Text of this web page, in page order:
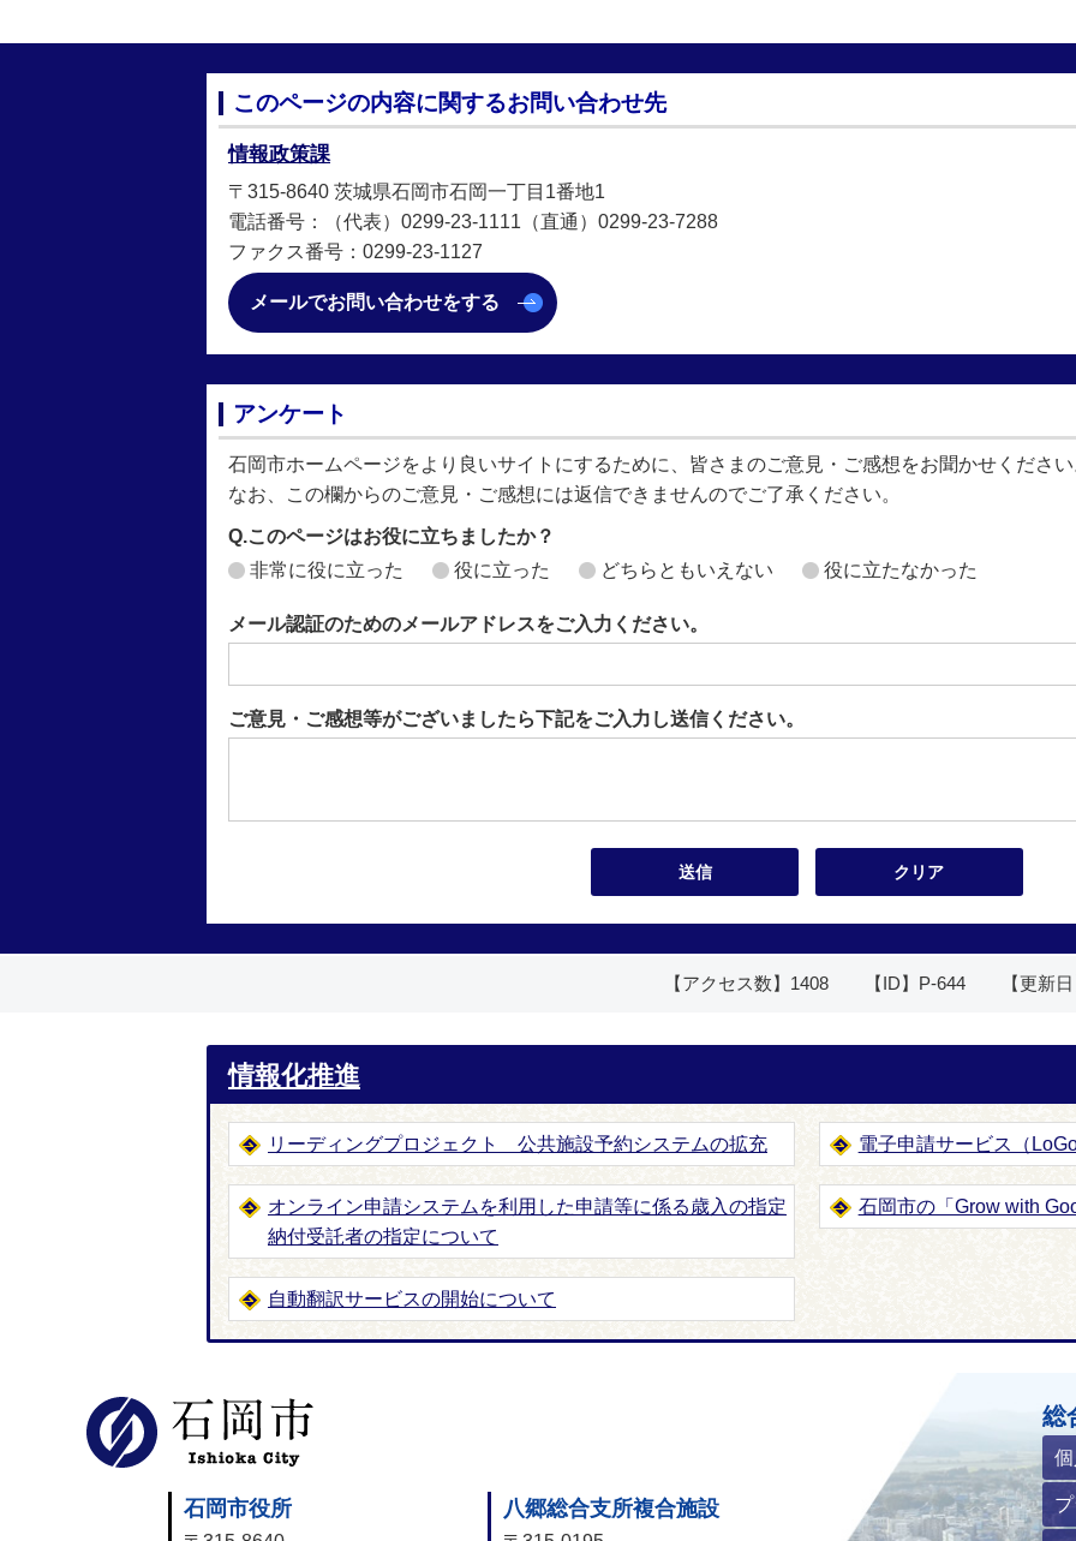
このページの内容に関するお問い合わせ先
情報政策課
〒315-8640 茨城県石岡市石岡一丁目1番地1
電話番号：（代表）0299-23-1111（直通）0299-23-7288
ファクス番号：0299-23-1127
メールでお問い合わせをする
アンケート
石岡市ホームページをより良いサイトにするために、皆さまのご意見・ご感想をお聞かせくださ
なお、この欄からのご意見・ご感想には返信できませんのでご了承ください。
Q.このページはお役に立ちましたか？
非常に役に立った
役に立った どちらともいえない 役に立たなかった
メール認証のためのメールアドレスをご入力ください。
ご意見・ご感想等がございましたら下記をご入力し送信ください。
【アクセス数】 1408 【ID】 P-644 【更新
情報化推進
リーディングプロジェクト 公共施設予約システムの拡充 電子申請サービス（
オンライン申請システムを利用した申請等に係る歳入の指定
納付受託者の指定について
石岡市の「Grow with
自動翻訳サービスの開始について
石岡市役所 八郷総合支所複合施設
総